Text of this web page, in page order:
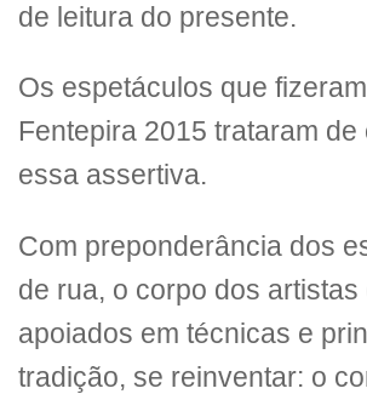
de leitura do presente.
Os espetáculos que
Fentepira 2015 trataram de
essa assertiva.
Com preponderância dos
de rua, o corpo dos
apoiados em técnicas e
tradição, se reinventar: o